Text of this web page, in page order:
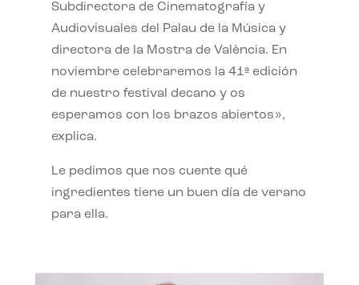
Subdirectora de Cinematografía y
Audiovisuales del Palau de la Música y
directora de la Mostra de València. En
noviembre celebraremos la 41ª edición
de nuestro festival decano y os
esperamos con los brazos abiertos»,
explica.
Le pedimos que nos cuente qué
ingredientes tiene un buen día de verano
para ella.